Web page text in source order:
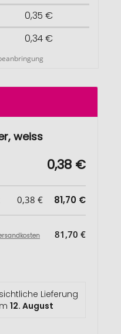
0,35 €
0,34 €
weiss
0,38 €
0,38 € 81,70 €
81,70 €
Lieferung
12. August